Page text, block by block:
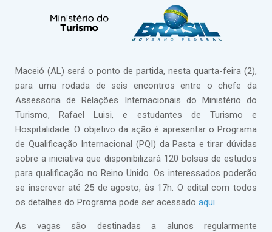
Maceió (AL) será o ponto de partida, nesta quarta-feira (2),
para uma rodada de seis encontros entre o chefe da
Assessoria de Relações Internacionais do Ministério do
Turismo, Rafael Luisi, e estudantes de Turismo e
Hospitalidade. O objetivo da ação é apresentar o Programa
de Qualificação Internacional (PQI) da Pasta e tirar dúvidas
sobre a iniciativa que disponibilizará 120 bolsas de estudos
para qualificação no Reino Unido. Os interessados poderão
se inscrever até 25 de agosto, às 17h. O edital com todos
os detalhes do Programa pode ser acessado aqui.
As vagas são destinadas a alunos regularmente